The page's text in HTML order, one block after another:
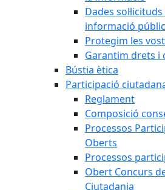
Dades
informació
Protegim les
Garantim drets i
Bústia ètica
Participació
Reglament
Composició
Processos
Oberts
Processos
Obert Concurs
Ciutadania